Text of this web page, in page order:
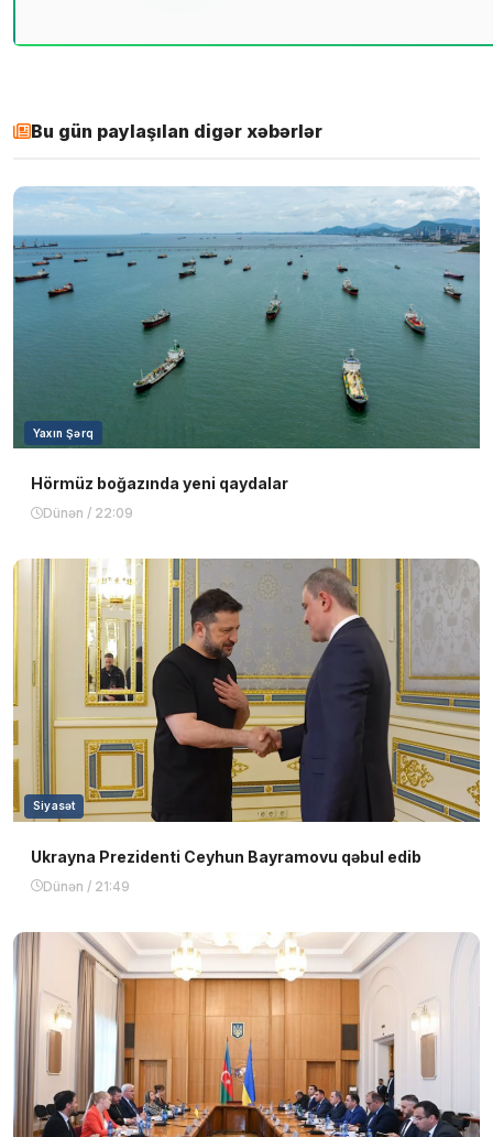
Bu gün paylaşılan digər xəbərlər
Yaxın Şərq
Hörmüz boğazında yeni qaydalar
Dünən / 22:09
Siyasət
Ukrayna Prezidenti Ceyhun Bayramovu qəbul edib
Dünən / 21:49